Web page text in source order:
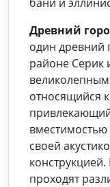
Древний
один древний
районе Серик
великолепным
относящийся
вместимостью
своей
проходят